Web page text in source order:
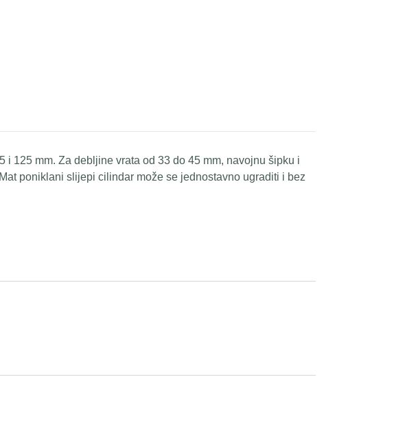
125 mm. Za debljine vrata od 33 do 45 mm, navojnu šipku i
poniklani slijepi cilindar može se jednostavno ugraditi i bez